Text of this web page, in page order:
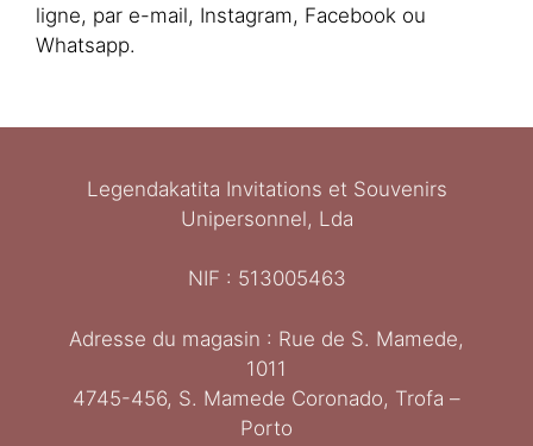
ligne, par e-mail, Instagram, Facebook ou
Whatsapp.
Legendakatita Invitations et Souvenirs
Unipersonnel, Lda
NIF : 513005463
Adresse du magasin : Rue de S. Mamede,
1011
4745-456, S. Mamede Coronado, Trofa –
Porto
Italiano